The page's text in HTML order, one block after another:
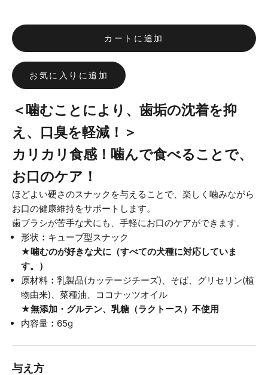
カートに追加
お気に入りに追加
＜噛むことにより、歯垢の沈着を抑
え、口臭を軽減！＞
カリカリ食感！噛んで食べることで、
お口のケア！
ほどよい硬さのスナックを与えることで、楽しく噛みながら
お口の健康維持をサポートします。
歯ブラシが苦手な犬にも、手軽にお口のケアができます。
形状 ： キューブ型スナック
★噛むのが好きな犬に（すべての犬種に対応していま
す。）
原材料 ： 乳製品(カッテージチーズ)、そば、グリセリン(植
物由来)、菜種油、ココナッツオイル
★無添加・グルテン、乳糖（ラクトース）不使用
内容量 ： 65g
与え方